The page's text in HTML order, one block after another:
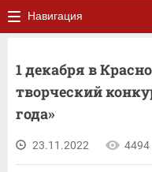
Навигация
1 декабря в
творческий
года»
23.11.2022 4494